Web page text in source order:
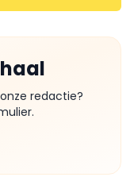
redactie?